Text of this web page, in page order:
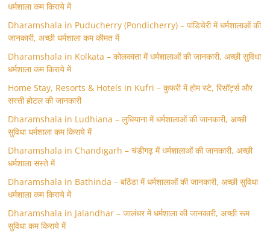
धर्मशाला कम किराये में
Dharamshala in Puducherry (Pondicherry) – पांडिचेरी में धर्मशालाओं की
जानकारी, अच्छी धर्मशाला कम कीमत में
Dharamshala in Kolkata – कोलकाता में धर्मशालाओं की जानकारी, अच्छी सुविधा
धर्मशाला कम किराये में
Home Stay, Resorts & Hotels in Kufri – कुफरी में होम स्‍टे, रिसॉर्ट्स और
सस्ती होटल की जानकारी
Dharamshala in Ludhiana – लुधियाना में धर्मशालाओं की जानकारी, अच्छी
सुविधा धर्मशाला कम किराये में
Dharamshala in Chandigarh – चंडीगढ़ में धर्मशालाओं की जानकारी, अच्छी
धर्मशाला सस्ते में
Dharamshala in Bathinda – बठिंडा में धर्मशालाओं की जानकारी, अच्छी सुविधा
धर्मशाला कम किराये में
Dharamshala in Jalandhar – जालंधर में धर्मशाला की जानकारी, अच्छी रूम
सुविधा कम किराये में